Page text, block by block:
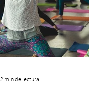
2 min de lectura